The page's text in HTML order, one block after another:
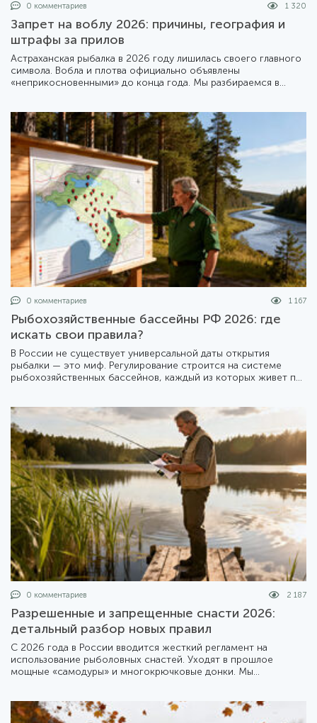
0 комментариев 1 320
Запрет на воблу 2026: причины, география и
штрафы за прилов
Астраханская рыбалка в 2026 году лишилась своего главного
символа. Вобла и плотва официально объявлены
«неприкосновенными» до конца года. Мы разбираемся в
0 комментариев 1 167
Рыбохозяйственные бассейны РФ 2026: где
искать свои правила?
В России не существует универсальной даты открытия
рыбалки — это миф. Регулирование строится на системе
рыбохозяйственных бассейнов, каждый из которых живет по
0 комментариев 2 187
Разрешенные и запрещенные снасти 2026:
детальный разбор новых правил
С 2026 года в России вводится жесткий регламент на
использование рыболовных снастей. Уходят в прошлое
мощные «самодуры» и многокрючковые донки. Мы